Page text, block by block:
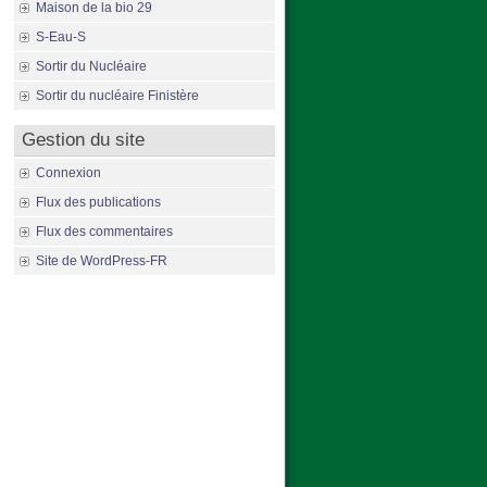
Maison de la bio 29
S-Eau-S
Sortir du Nucléaire
Sortir du nucléaire Finistère
Gestion du site
Connexion
Flux des publications
Flux des commentaires
Site de WordPress-FR